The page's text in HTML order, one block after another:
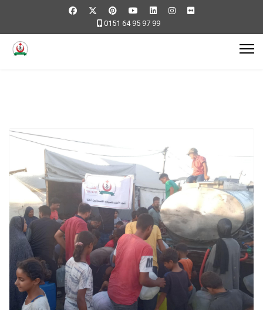
0151 64 95 97 99